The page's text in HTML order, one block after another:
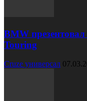
BMW
Touring
Cruze универсал